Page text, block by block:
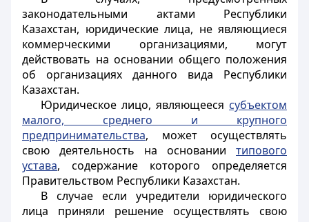
законодательными актами Республики
Казахстан, юридические лица, не являющиеся
коммерческими организациями, могут
действовать на основании общего положения
об организациях данного вида Республики
Казахстан.
Юридическое лицо, являющееся субъектом
малого, среднего и крупного
предпринимательства, может осуществлять
свою деятельность на основании типового
устава, содержание которого определяется
Правительством Республики Казахстан.
В случае если учредители юридического
лица приняли решение осуществлять свою